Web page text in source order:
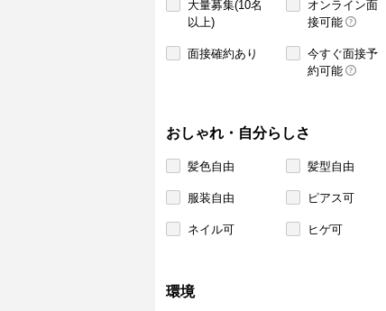
大量募集(10名
以上)
オンライン面
接可能
面接確約あり
今すぐ面接予
約可能
おしゃれ・自分らしさ
髪色自由 髪型自由
服装自由 ピアス可
ネイル可 ヒゲ可
環境